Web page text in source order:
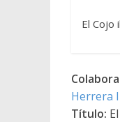
El Cojo
Herrera
Título: